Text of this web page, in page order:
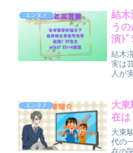
コメ
の活
めて
エンタメ
結木
う
演ﾄﾞ
査！
結木
実は
人が
三笘
めて
エンタメ
大
在は
大東
代の